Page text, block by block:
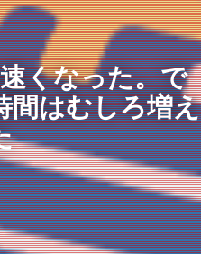
くなった。で
間はむしろ増え